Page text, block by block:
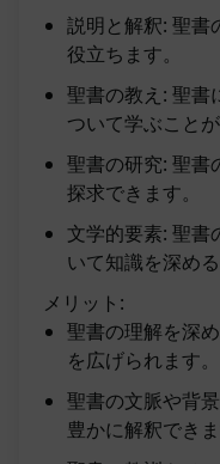
説明と解釈: 聖書
役立ちます。
聖書の教え: 聖書
ついて学ぶことが
聖書の研究: 聖書
探求できます。
文学的要素: 聖書
いて知識を深め
メリット:
聖書の理解を深
を広げられます。
聖書の文脈や背
豊かに解釈できま